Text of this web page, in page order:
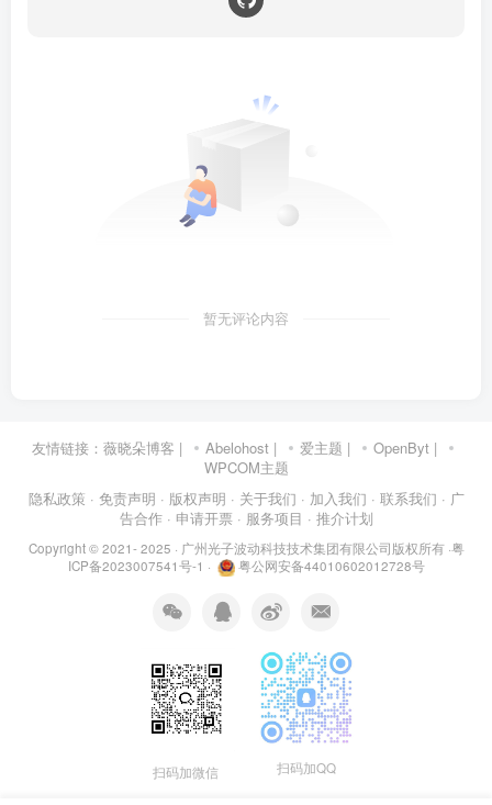
暂无评论内容
友情链接： 薇晓朵博客 | Abelohost | 爱主题 | OpenByt |
WPCOM主题
隐私政策 · 免责声明 · 版权声明 · 关于我们 · 加入我们 · 联系我们 · 广
告合作 · 申请开票 · 服务项目 · 推介计划
Copyright © 2021- 2025 · 广州光子波动科技技术集团有限公司版权所有·粤
ICP备2023007541号-1 · 粤公网安备44010602012728号
扫码加微信 扫码加QQ